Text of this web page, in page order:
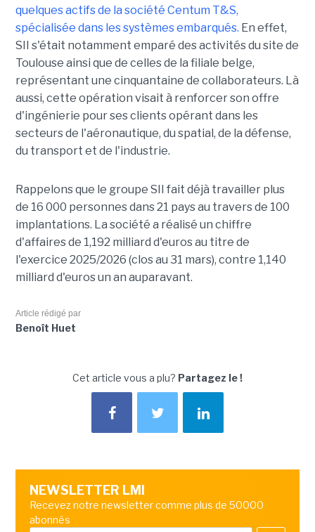
quelques actifs de la société Centum T&S,
spécialisée dans les systèmes embarqués. En effet,
SII s'était notamment emparé des activités du site de
Toulouse ainsi que de celles de la filiale belge,
représentant une cinquantaine de collaborateurs. Là
aussi, cette opération visait à renforcer son offre
d'ingénierie pour ses clients opérant dans les
secteurs de l'aéronautique, du spatial, de la défense,
du transport et de l'industrie.
Rappelons que le groupe SII fait déjà travailler plus
de 16 000 personnes dans 21 pays au travers de 100
implantations. La société a réalisé un chiffre
d'affaires de 1,192 milliard d'euros au titre de
l'exercice 2025/2026 (clos au 31 mars), contre 1,140
milliard d'euros un an auparavant.
Article rédigé par
Benoît Huet
Cet article vous a plu? Partagez le !
NEWSLETTER LMI
Recevez notre newsletter comme plus de 50000
abonnés